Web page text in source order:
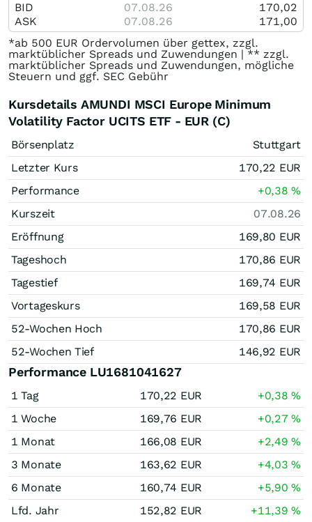
BID 07.08.26
170,02
ASK
07.08.26
171,00
*ab 500 EUR Ordervolumen über gettex, zzgl.
marktüblicher Spreads und Zuwendungen | ** zzgl.
marktüblicher Spreads und Zuwendungen, mögliche
Steuern und ggf. SEC Gebühr
Kursdetails AMUNDI MSCI Europe Minimum
Volatility Factor UCITS ETF - EUR (C)
Börsenplatz
Stuttgart
Letzter Kurs
170,22 EUR
Performance
+0,38%
Kurszeit
07.08.26
Eröffnung
169,80 EUR
Tageshoch
170,86 EUR
Tagestief
169,74 EUR
Vortageskurs
169,58 EUR
52-Wochen Hoch
170,86 EUR
52-Wochen Tief
146,92 EUR
Performance LU1681041627
1 Tag 170,22 EUR +0,38%
1 Woche
169,76 EUR +0,27%
1 Monat
166,08 EUR +2,49%
3 Monate
163,62 EUR +4,03%
6 Monate
160,74 EUR +5,90%
Lfd. Jahr
152,82 EUR +11,39%